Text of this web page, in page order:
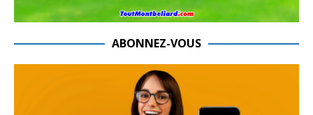
ABONNEZ-VOUS